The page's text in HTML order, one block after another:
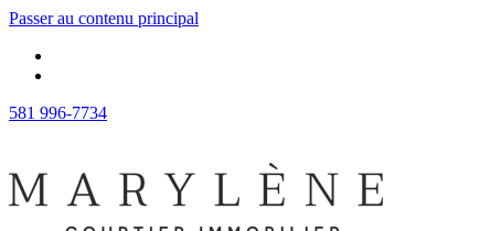
Passer au contenu principal
581 996-7734